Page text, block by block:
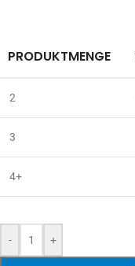
- +
PRODUKTMENGE
2
3
4+